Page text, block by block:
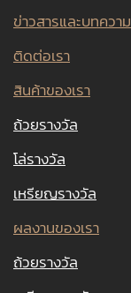
ข่าวสารและบทความ
ติดต่อเรา
สินค้าของเรา
ถ้วยรางวัล
โล่รางวัล
เหรียญรางวัล
ผลงานของเรา
ถ้วยรางวัล